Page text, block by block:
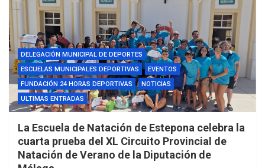
DELEGACIÓN MUNICIPAL DE DEPORTES
ESCUELAS MUNICIPALES DEPORTIVAS
EVENTOS
FUNDACIÓN 24 HORAS DEPORTIVAS
NOTICIAS
ULTIMAS ENTRADAS
La Escuela de Natación de Estepona celebra la
cuarta prueba del XL Circuito Provincial de
Natación de Verano de la Diputación de